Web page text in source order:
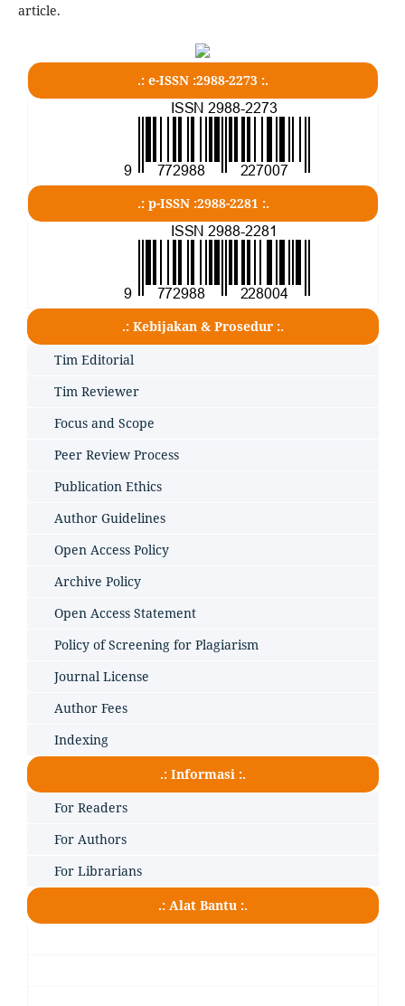
article.
.: e-ISSN :2988-2273 :.
.: p-ISSN :2988-2281 :.
.: Kebijakan & Prosedur :.
Tim Editorial
Tim Reviewer
Focus and Scope
Peer Review Process
Publication Ethics
Author Guidelines
Open Access Policy
Archive Policy
Open Access Statement
Policy of Screening for Plagiarism
Journal License
Author Fees
Indexing
.: Informasi :.
For Readers
For Authors
For Librarians
.: Alat Bantu :.